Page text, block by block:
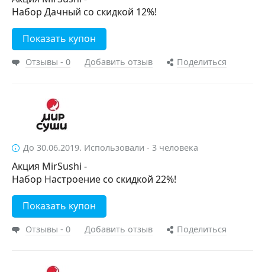
Набор Дачный со скидкой 12%!
Показать купон
Отзывы - 0 Добавить отзыв Поделиться
До 30.06.2019. Использовали - 3 человека
Акция MirSushi -
Набор Настроение со скидкой 22%!
Показать купон
Отзывы - 0 Добавить отзыв Поделиться